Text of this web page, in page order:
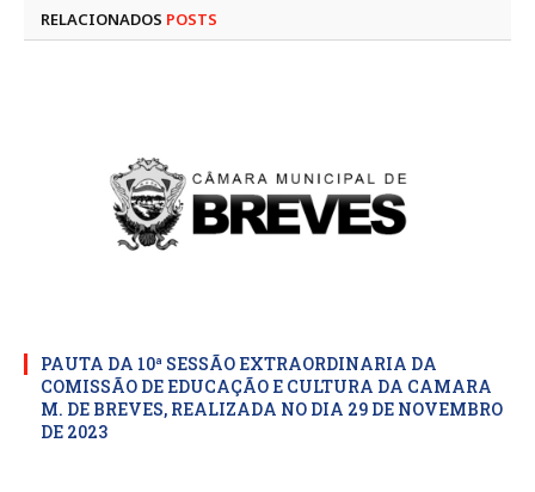
RELACIONADOS POSTS
PAUTA DA 10ª SESSÃO EXTRAORDINARIA DA
COMISSÃO DE EDUCAÇÃO E CULTURA DA CAMARA
M. DE BREVES, REALIZADA NO DIA 29 DE NOVEMBRO
DE 2023